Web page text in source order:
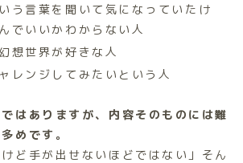
う言葉を聞いて気になっていたけ
でいいかわからない人
想世界が好きな人
レンジしてみたいという人
はありますが、内容そのものには難
めです。
けど手が出せないほどではない」そん